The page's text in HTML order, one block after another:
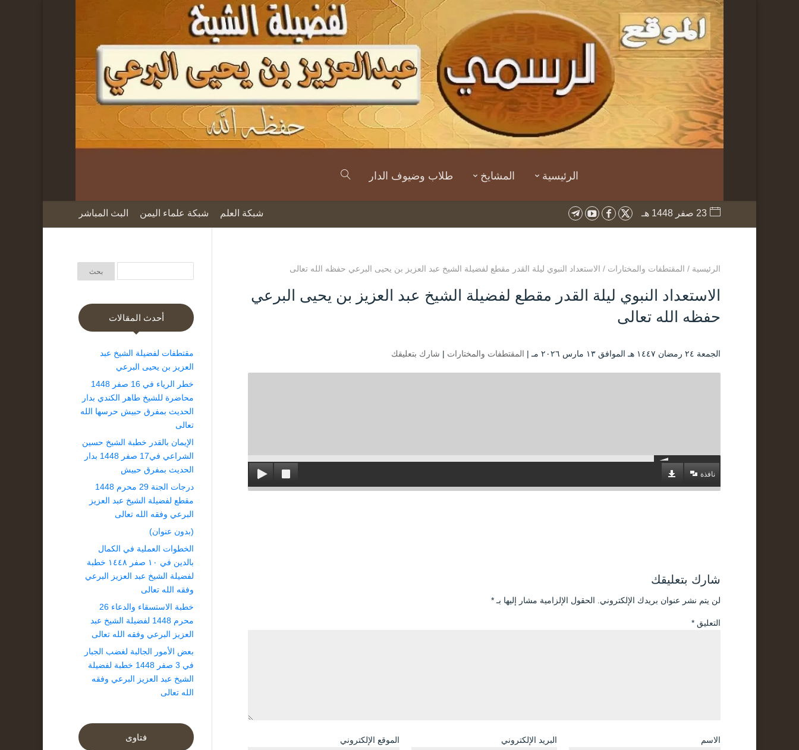
الرئيسية المشايخ طلاب وضيوف الدار
23 صفر 1448 هـ شبكة العلم شبكة علماء اليمن البث المباشر
الرئيسية / المقتطفات والمختارات / الاستعداد النبوي ليلة القدر مقطع لفضيلة الشيخ عبد العزيز بن يحيى البرعي حفظه الله تعالى
الاستعداد النبوي ليلة القدر مقطع لفضيلة الشيخ عبد العزيز بن يحيى البرعي
حفظه الله تعالى
الجمعة ۲٤ رمضان ۱٤٤۷ هـ الموافق ۱۳ مارس ۲۰۲٦ مـ | المقتطفات والمختارات | شارك بتعليقك
نافذة
شارك بتعليقك
لن يتم نشر عنوان بريدك الإلكتروني. الحقول الإلزامية مشار إليها بـ *
التعليق *
الاسم البريد الإلكتروني الموقع الإلكتروني
أحدث المقالات
مقتطفات لفضيلة الشيخ عبد
العزيز بن يحيى البرعي
خطر الرياء في 16 صفر 1448
محاضرة للشيخ طاهر الكندي بدار
الحديث بمفرق حبيش حرسها الله
تعالى
الإيمان بالقدر خطبة الشيخ حسين
الشراعي في17 صفر 1448 بدار
الحديث بمفرق حبيش
درجات الجنة 29 محرم 1448
مقطع لفضيلة الشيخ عبد العزيز
البرعي وفقه الله تعالى
(بدون عنوان)
الخطوات العملية في الكمال
بالدين في ١٠ صفر ١٤٤٨ خطبة
لفضيلة الشيخ عبد العزيز البرعي
وفقه الله تعالى
خطبة الاستسقاء والدعاء 26
محرم 1448 لفضيلة الشيخ عبد
العزيز البرعي وفقه الله تعالى
بعض الأمور الجالبة لغضب الجبار
في 3 صفر 1448 خطبة لفضيلة
الشيخ عبد العزيز البرعي وفقه
الله تعالى
فتاوى